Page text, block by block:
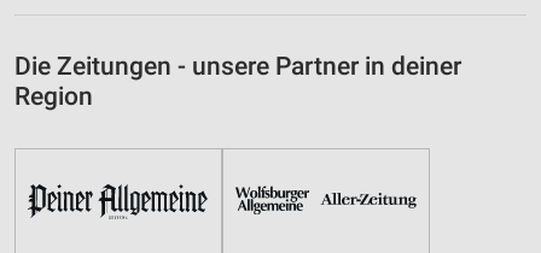
Die Zeitungen - unsere Partner in deiner
Region